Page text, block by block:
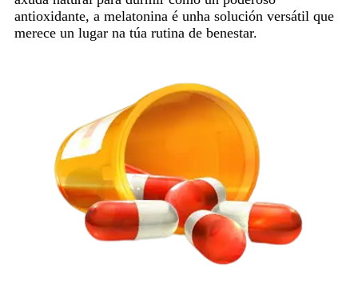
antioxidante, a melatonina é unha solución versátil que
merece un lugar na túa rutina de benestar.